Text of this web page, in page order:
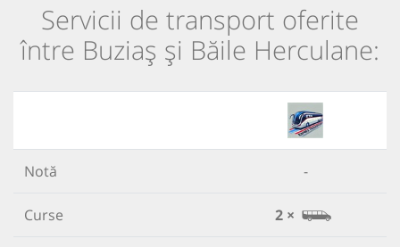
Servicii de transport oferite
între Buziaș și Băile Herculane:
Notă -
Curse 2 ×